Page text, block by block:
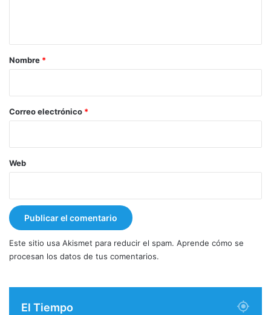
r
*
Nombre *
Correo electrónico *
Web
Este sitio usa Akismet para reducir el spam. Aprende cómo se
procesan los datos de tus comentarios.
El Tiempo